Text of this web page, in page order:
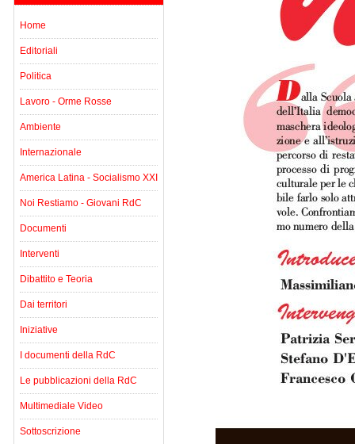
Home
Editoriali
Politica
Lavoro - Orme Rosse
Ambiente
Internazionale
America Latina - Socialismo XXI
Noi Restiamo - Giovani RdC
Documenti
Interventi
Dibattito e Teoria
Dai territori
Iniziative
I documenti della RdC
Le pubblicazioni della RdC
Multimediale Video
Sottoscrizione